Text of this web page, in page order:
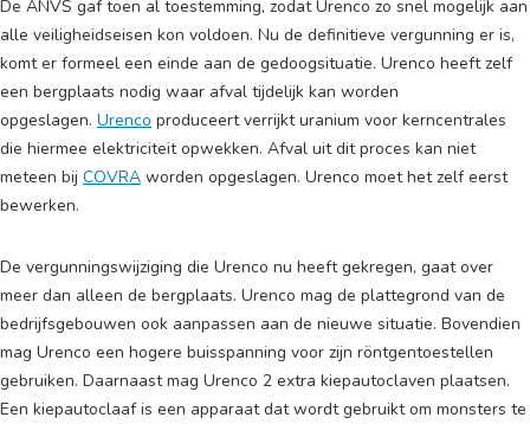
De ANVS gaf toen al toestemming, zodat Urenco zo snel mogelijk aan
alle veiligheidseisen kon voldoen. Nu de definitieve vergunning er is,
komt er formeel een einde aan de gedoogsituatie. Urenco heeft zelf
een bergplaats nodig waar afval tijdelijk kan worden
opgeslagen. Urenco produceert verrijkt uranium voor kerncentrales
die hiermee elektriciteit opwekken. Afval uit dit proces kan niet
meteen bij COVRA worden opgeslagen. Urenco moet het zelf eerst
bewerken.
De vergunningswijziging die Urenco nu heeft gekregen, gaat over
meer dan alleen de bergplaats. Urenco mag de plattegrond van de
bedrijfsgebouwen ook aanpassen aan de nieuwe situatie. Bovendien
mag Urenco een hogere buisspanning voor zijn röntgentoestellen
gebruiken. Daarnaast mag Urenco 2 extra kiepautoclaven plaatsen.
Een kiepautoclaaf is een apparaat dat wordt gebruikt om monsters te